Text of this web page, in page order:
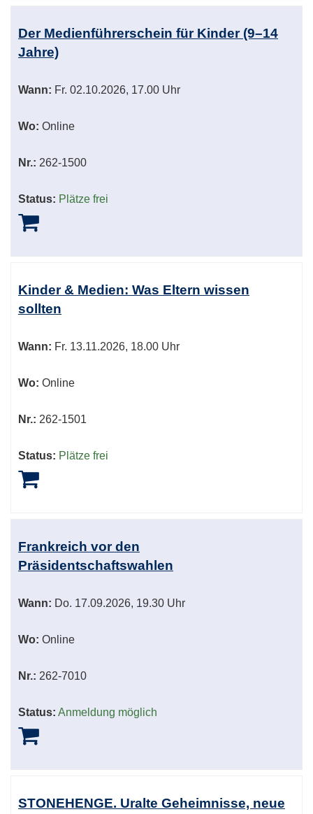
Der Medienführerschein für Kinder (9–14
Jahre)
Wann: Fr. 02.10.2026, 17.00 Uhr
Wo: Online
Nr.: 262-1500
Status: Plätze frei
Kinder & Medien: Was Eltern wissen
sollten
Wann: Fr. 13.11.2026, 18.00 Uhr
Wo: Online
Nr.: 262-1501
Status: Plätze frei
Frankreich vor den
Präsidentschaftswahlen
Wann: Do. 17.09.2026, 19.30 Uhr
Wo: Online
Nr.: 262-7010
Status: Anmeldung möglich
STONEHENGE. Uralte Geheimnisse, neue